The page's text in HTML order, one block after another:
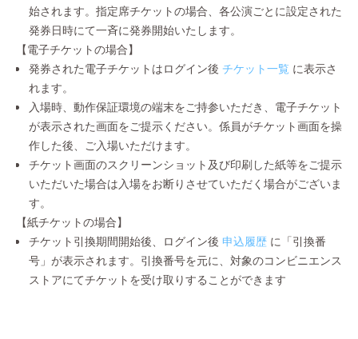
始されます。指定席チケットの場合、各公演ごとに設定された
発券日時にて一斉に発券開始いたします。
【電子チケットの場合】
発券された電子チケットはログイン後 チケット一覧 に表示さ
れます。
入場時、動作保証環境の端末をご持参いただき、電子チケット
が表示された画面をご提示ください。係員がチケット画面を操
作した後、ご入場いただけます。
チケット画面のスクリーンショット及び印刷した紙等をご提示
いただいた場合は入場をお断りさせていただく場合がございま
す。
【紙チケットの場合】
チケット引換期間開始後、ログイン後 申込履歴 に「引換番
号」が表示されます。引換番号を元に、対象のコンビニエンス
ストアにてチケットを受け取りすることができます